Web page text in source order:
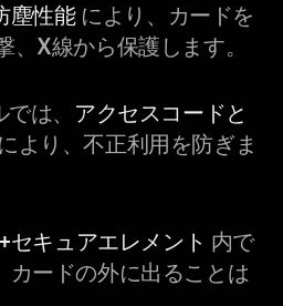
塵性能により、カードを
、X線から保護します。
は、 アクセスコードと
により、不正利用を防ぎま
セキュアエレメント 内で
カードの外に出ることは